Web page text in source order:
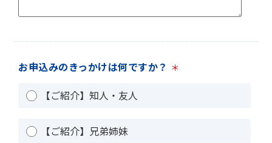
お申込みのきっかけは何ですか？ ＊
【ご紹介】知人・友人
【ご紹介】兄弟姉妹